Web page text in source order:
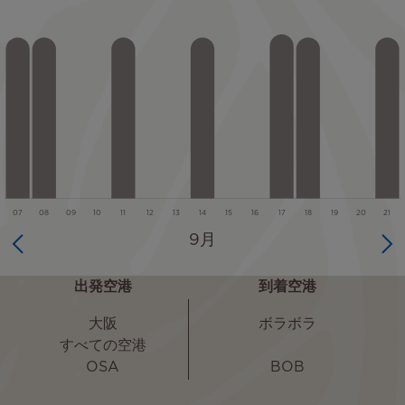
出発空港 到着空港
大阪
すべての空港
OSA
ボラボラ
BOB